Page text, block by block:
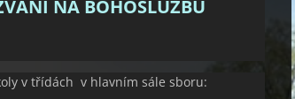
NA BOHOSLUŽBU
v třídách v hlavním sále sboru: